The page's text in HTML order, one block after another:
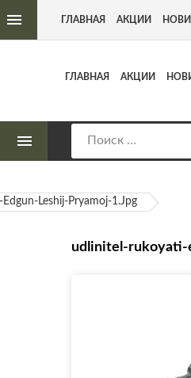
оружия Адрес:
ГЛАВНАЯ АКЦИИ
ГЛАВНАЯ АКЦИИ
Leshij-Pryamoj-1.jpg
udlinitel-rukoyati-